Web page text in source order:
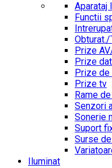
Aparataj
Functii
Prize
Prize
Prize
Prize tv
Rame
Senzori
Sonerie
Suport
Surse
Iluminat